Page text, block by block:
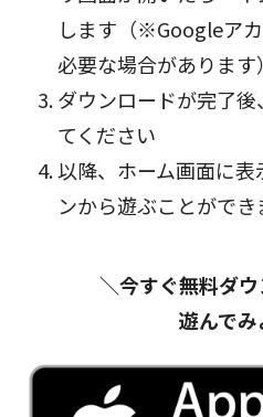
します（※Googleア
必要な場合があります）
ダウンロードが完了
てください
以降、ホーム画面に
ンから遊ぶことができ
＼今すぐ無料ダ
遊んで